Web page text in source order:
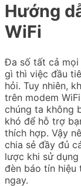
Hướng
WiFi
Đa số tất cả mọi
gì thì việc đầu
hỏi. Tuy nhiên,
trên modem
chúng ta không
khó để hỗ trợ
thích hợp. Vậy
chia sẻ đầy đủ
lược khi sử
đèn báo tín hiệu
ngay.